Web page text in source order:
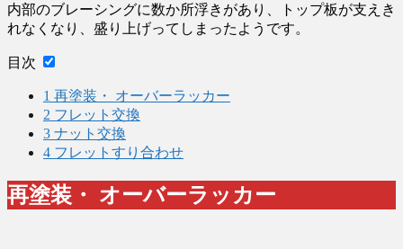
内部のブレーシングに数か所浮きがあり、トップ板が支えき
れなくなり、盛り上げってしまったようです。
目次
1 再塗装・ オーバーラッカー
2 フレット交換
3 ナット交換
4 フレットすり合わせ
再塗装・ オーバーラッカー